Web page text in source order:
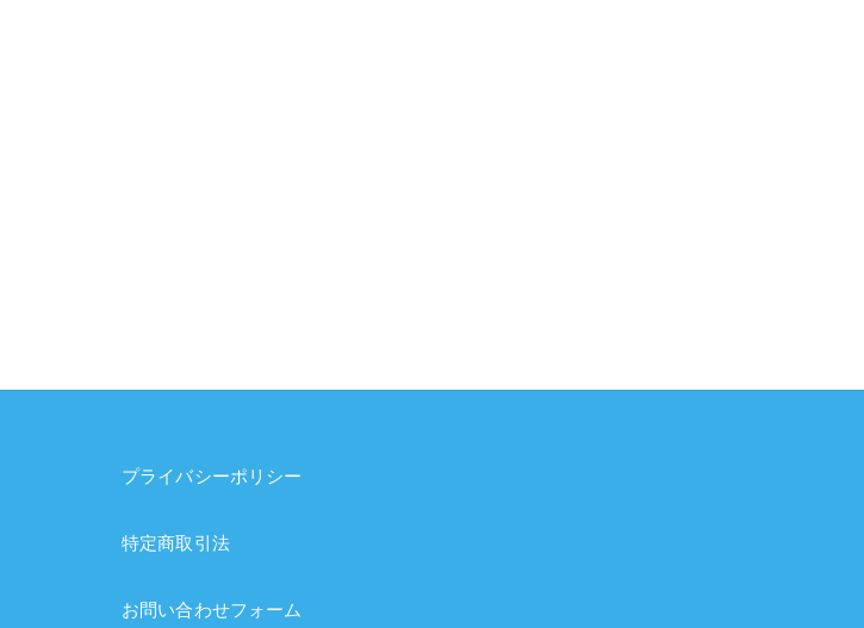
プライバシーポリシー
特定商取引法
お問い合わせフォーム